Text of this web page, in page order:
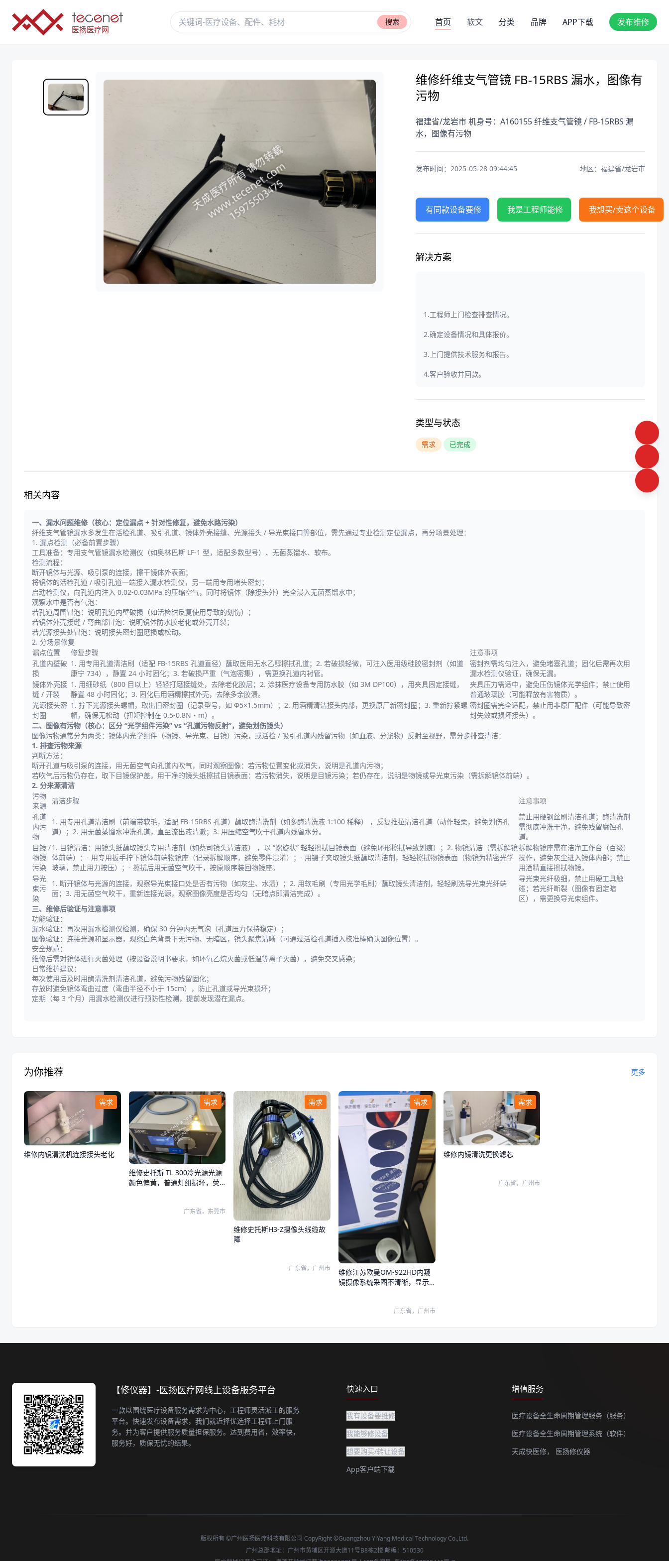
医扬医疗网
搜索 首页 软文 分类 品牌 APP下载 发布维修
维修纤维支气管镜 FB-15RBS 漏水，图像有
污物
福建省/龙岩市 机身号：A160155 纤维支气管镜 / FB-15RBS 漏
水，图像有污物
发布时间：2025-05-28 09:44:45 地区：福建省/龙岩市
有同款设备要修 我是工程师能修 我想买/卖这个设备
解决方案
1.工程师上门检查排查情况。
2.确定设备情况和具体报价。
3.上门提供技术服务和报告。
4.客户验收并回款。
类型与状态
需求 已完成
相关内容
一、漏水问题维修（核心：定位漏点 + 针对性修复，避免水路污染）
纤维支气管镜漏水多发生在活检孔道、吸引孔道、镜体外壳接缝、光源接头 / 导光束接口等部位，需先通过专业检测定位漏点，再分场景处理：
1. 漏点检测（必备前置步骤）
工具准备：专用支气管镜漏水检测仪（如奥林巴斯 LF-1 型，适配多数型号）、无菌蒸馏水、软布。
检测流程：
断开镜体与光源、吸引泵的连接，擦干镜体外表面；
将镜体的活检孔道 / 吸引孔道一端接入漏水检测仪，另一端用专用堵头密封；
启动检测仪，向孔道内注入 0.02-0.03MPa 的压缩空气，同时将镜体（除接头外）完全浸入无菌蒸馏水中；
观察水中是否有气泡：
若孔道周围冒泡：说明孔道内壁破损（如活检钳反复使用导致的划伤）；
若镜体外壳接缝 / 弯曲部冒泡：说明镜体防水胶老化或外壳开裂；
若光源接头处冒泡：说明接头密封圈磨损或松动。
2. 分场景修复
漏点位置
修复步骤
注意事项
孔道内壁破
损
1. 用专用孔道清洁刷（适配 FB-15RBS 孔道直径）蘸取医用无水乙醇擦拭孔道；2. 若破损轻微，可注入医用级硅胶密封剂（如道
康宁 734），静置 24 小时固化；3. 若破损严重（气泡密集），需更换孔道内衬管。
密封剂需均匀注入，避免堵塞孔道；固化后需再次用
漏水检测仪验证，确保无漏。
镜体外壳接
缝 / 开裂
1. 用细砂纸（800 目以上）轻轻打磨接缝处，去除老化胶层；2. 涂抹医疗设备专用防水胶（如 3M DP100），用夹具固定接缝，
静置 48 小时固化；3. 固化后用酒精擦拭外壳，去除多余胶渍。
夹具压力需适中，避免压伤镜体光学组件；禁止使用
普通玻璃胶（可能释放有害物质）。
光源接头密
封圈
1. 拧下光源接头螺帽，取出旧密封圈（记录型号，如 Φ5×1.5mm）；2. 用酒精清洁接头内部，更换原厂新密封圈；3. 重新拧紧螺
帽，确保无松动（扭矩控制在 0.5-0.8N・m）。
密封圈需完全适配，禁止用非原厂配件（可能导致密
封失效或损坏接头）。
二、图像有污物（核心：区分 “光学组件污染” vs “孔道污物反射”，避免划伤镜头）
图像污物通常分为两类：镜体内光学组件（物镜、导光束、目镜）污染，或活检 / 吸引孔道内残留污物（如血液、分泌物）反射至视野，需分步排查清洁：
1. 排查污物来源
判断方法：
断开孔道与吸引泵的连接，用无菌空气向孔道内吹气，同时观察图像：若污物位置变化或消失，说明是孔道内污物；
若吹气后污物仍存在，取下目镜保护盖，用干净的镜头纸擦拭目镜表面：若污物消失，说明是目镜污染；若仍存在，说明是物镜或导光束污染（需拆解镜体前端）。
2. 分来源清洁
污物
来源
清洁步骤
注意事项
孔道
内污
物
1. 用专用孔道清洁刷（前端带软毛，适配 FB-15RBS 孔道）蘸取酶清洗剂（如多酶清洗液 1:100 稀释） ，反复推拉清洁孔道（动作轻柔，避免划伤孔
道）；2. 用无菌蒸馏水冲洗孔道，直至流出液清澈；3. 用压缩空气吹干孔道内残留水分。
禁止用硬钢丝刷清洁孔道；酶清洗剂
需彻底冲洗干净，避免残留腐蚀孔
道。
目镜 /
物镜
污染
1. 目镜清洁：用镜头纸蘸取镜头专用清洁剂（如蔡司镜头清洁液） ，以 “螺旋状” 轻轻擦拭目镜表面（避免环形擦拭导致划痕）；2. 物镜清洁（需拆解镜
体前端）：- 用专用扳手拧下镜体前端物镜座（记录拆解顺序，避免零件混淆）；- 用镊子夹取镜头纸蘸取清洁剂，轻轻擦拭物镜表面（物镜为精密光学
玻璃，禁止用力按压）；- 擦拭后用无菌空气吹干，按原顺序装回物镜座。
拆解物镜座需在洁净工作台（百级）
操作，避免灰尘进入镜体内部；禁止
用酒精直接擦拭物镜。
导光
束污
染
1. 断开镜体与光源的连接，观察导光束接口处是否有污物（如灰尘、水渍）；2. 用软毛刷（专用光学毛刷）蘸取镜头清洁剂，轻轻刷洗导光束光纤端
面；3. 用无菌空气吹干，重新连接光源，观察图像亮度是否均匀（无暗点即清洁完成）。
导光束光纤极细，禁止用硬工具触
碰；若光纤断裂（图像有固定暗
区），需更换导光束组件。
三、维修后验证与注意事项
功能验证：
漏水验证：再次用漏水检测仪检测，确保 30 分钟内无气泡（孔道压力保持稳定）；
图像验证：连接光源和显示器，观察白色背景下无污物、无暗区，镜头聚焦清晰（可通过活检孔道插入校准棒确认图像位置）。
安全规范：
维修后需对镜体进行灭菌处理（按设备说明书要求，如环氧乙烷灭菌或低温等离子灭菌），避免交叉感染；
日常维护建议：
每次使用后及时用酶清洗剂清洁孔道，避免污物残留固化；
存放时避免镜体弯曲过度（弯曲半径不小于 15cm），防止孔道或导光束损坏；
定期（每 3 个月）用漏水检测仪进行预防性检测，提前发现潜在漏点。
为你推荐 更多
需求
维修内镜清洗机连接接头老化
需求
维修史托斯 TL 300冷光源光源
颜色偏黄，普通灯组损坏，荧
广东省，东莞市
需求
维修史托斯H3-Z摄像头线缆故
障
广东省，广州市
需求
维修江苏欧曼OM-922HD内窥
镜摄像系统采图不清晰，显示
广东省，广州市
需求
维修内镜清洗更换滤芯
广东省，广州市
【修仪器】-医扬医疗网线上设备服务平台
一款以围绕医疗设备服务需求为中心，工程师灵活派工的服务
平台。快速发布设备需求，我们就近择优选择工程师上门服
务。并为客户提供服务质量担保服务。达到费用省，效率快，
服务好，质保无忧的结果。
快速入口
我有设备要维修
我能够修设备
想要购买/转让设备
App客户端下载
增值服务
医疗设备全生命周期管理服务（服务）
医疗设备全生命周期管理系统（软件）
天成快医修，
医扬修仪器
版权所有 ©广州医扬医疗科技有限公司 CopyRight ©Guangzhou YiYang Medical Technology Co.,Ltd.
广州总部地址：广州市黄埔区开源大道11号B8栋2楼 邮编：510530